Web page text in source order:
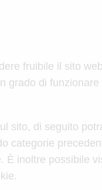
fruibile il sito
grado di
sito, di seguito
categorie
È inoltre possibile